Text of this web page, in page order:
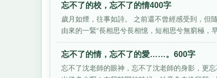
忘不了的校，忘不了的情400字
歲月如煙，往事如詩。 之前還不曾經感受到，但
由來的一緊“長相思兮長相憶，短相思兮無窮極，
忘不了的情，忘不了的愛……。600字
忘不了沈老師的眼神，忘不了沈老師的身影，更